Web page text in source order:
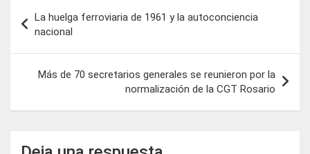
de
entradas
La huelga ferroviaria de 1961 y la autoconciencia
nacional
Más de 70 secretarios generales se reunieron por la
normalización de la CGT Rosario